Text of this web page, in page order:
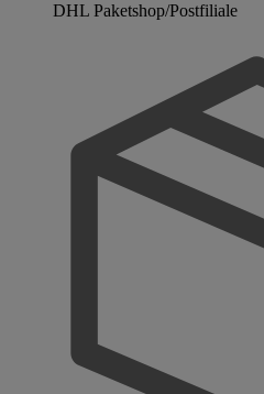
DHL Paketshop/Postfiliale